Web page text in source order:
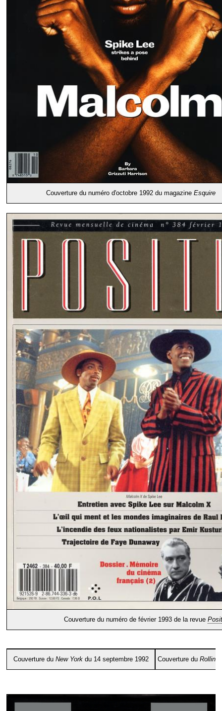
Couverture du numéro d'octobre 1992 du magazine Esquire
Couverture du numéro de février 1993 de la revue
Couverture du New Yorkdu 14 septembre 1992 Couverture du Rolling